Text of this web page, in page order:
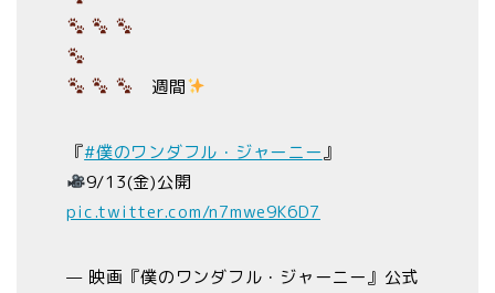
週間
『#僕のワンダフル・ジャーニー』
9/13(金)公開
pic.twitter.com/n7mwe9K6D7
— 映画『僕のワンダフル・ジャーニー』公式